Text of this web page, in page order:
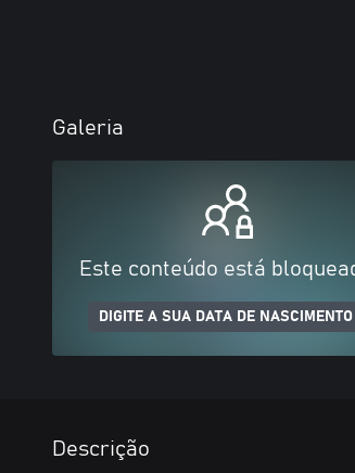
Galeria
Este conteúdo está
DIGITE A SUA DATA DE NASCIMENTO
Descrição